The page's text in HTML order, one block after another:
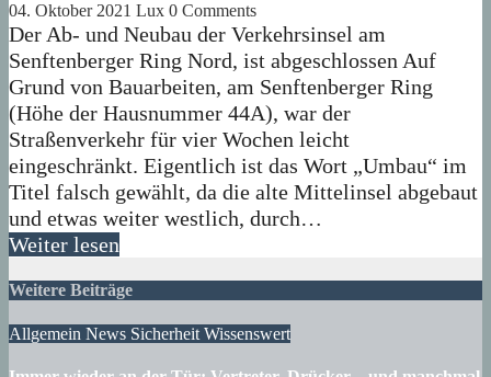
04. Oktober 2021 Lux 0 Comments
Der Ab- und Neubau der Verkehrsinsel am
Senftenberger Ring Nord, ist abgeschlossen Auf
Grund von Bauarbeiten, am Senftenberger Ring
(Höhe der Hausnummer 44A), war der
Straßenverkehr für vier Wochen leicht
eingeschränkt. Eigentlich ist das Wort „Umbau“ im
Titel falsch gewählt, da die alte Mittelinsel abgebaut
und etwas weiter westlich, durch…
Weiter lesen
Weitere Beiträge
Allgemein News Sicherheit Wissenswert